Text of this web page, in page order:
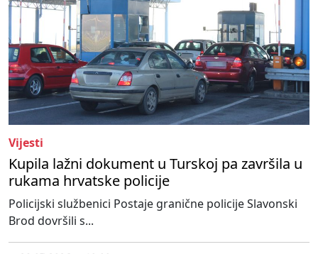
Vijesti
Kupila lažni dokument u Turskoj pa završila u
rukama hrvatske policije
Policijski službenici Postaje granične policije Slavonski
Brod dovršili s...